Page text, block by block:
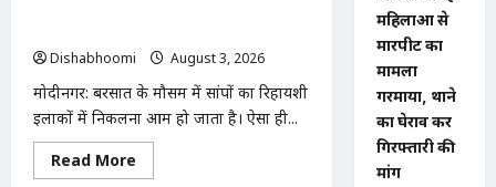
Dishabhoomi
August 3, 2026
मोदीनगर: बरसात के मौसम में सांपों का रिहायशी
इलाकों में निकलना आम हो जाता है। ऐसा ही...
Read More
more
महिलाओं से
मारपीट का
मामला
गरमाया, थाने
का घेराव कर
गिरफ्तारी की
मांग